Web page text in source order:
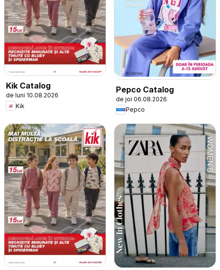
Kik Catalog
de luni 10.08.2026
Kik
Pepco Catalog
de joi 06.08.2026
Pepco